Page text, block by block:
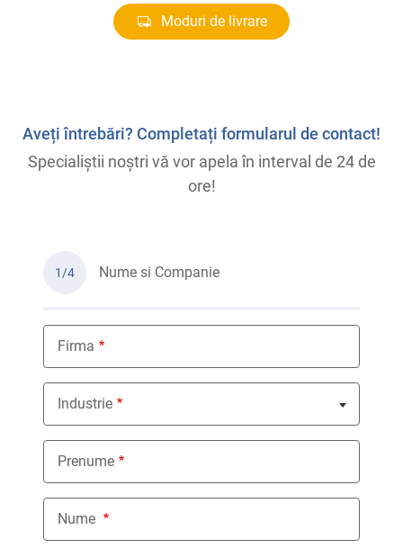
Moduri de livrare
Aveți întrebări? Completați formularul de contact!
Specialiștii noștri vă vor apela în interval de 24 de
ore!
1/4 Nume si Companie
Firma
Industrie
Nothing selected
Prenume
Nume